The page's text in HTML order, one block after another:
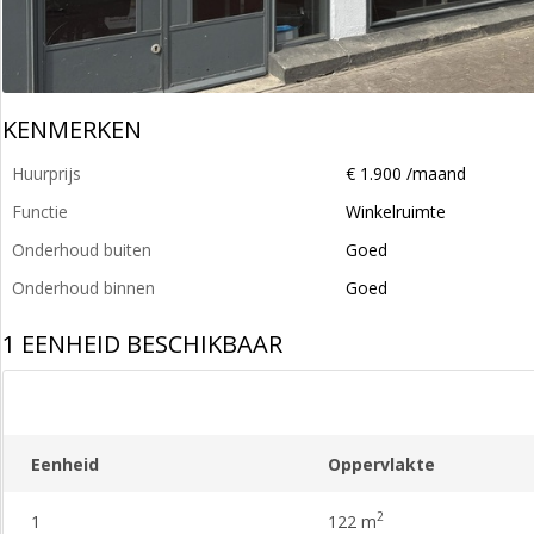
KENMERKEN
Huurprijs
€ 1.900 /maand
Functie
Winkelruimte
Onderhoud buiten
Goed
Onderhoud binnen
Goed
1 EENHEID BESCHIKBAAR
Eenheid Oppervlakte
1 122 m2